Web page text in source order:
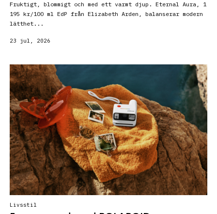
Fruktigt, blommigt och med ett varmt djup. Eternal Aura, 1
195 kr/100 ml EdP från Elizabeth Arden, balanserar modern
lätthet...
23 jul, 2026
Livsstil